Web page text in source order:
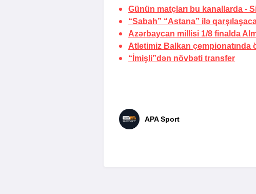
Günün matçları bu kanallarda -
“Sabah” “Astana” ilə
Azərbaycan millisi 1/8 finalda
Atletimiz Balkan
“İmişli”dən növbəti transfer
APA Sport